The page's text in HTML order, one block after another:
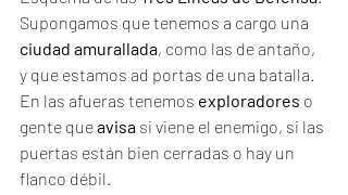
Supongamos que tenemos a cargo una
ciudad amurallada, como las de antaño,
y que estamos ad portas de una batalla.
En las afueras tenemos exploradores o
gente que avisa si viene el enemigo, si las
puertas están bien cerradas o hay un
flanco débil.